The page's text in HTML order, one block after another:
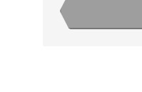
Aantal